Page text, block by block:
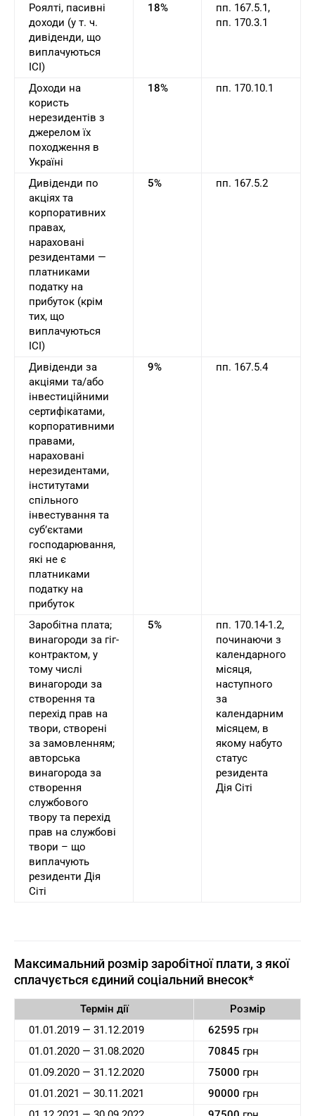
Роялті, пасивні
доходи (у т. ч.
дивіденди, що
виплачуються
ІСІ)
18%
пп. 167.5.1,
пп. 170.3.1
Доходи на
користь
нерезидентів з
джерелом їх
походження в
Україні
18% пп. 170.10.1
Дивіденди по
акціях та
корпоративних
правах,
нараховані
резидентами —
платниками
податку на
прибуток (крім
тих, що
виплачуються
ІСІ)
5% пп. 167.5.2
Дивіденди за
акціями та/або
інвестиційними
сертифікатами,
корпоративними
правами,
нараховані
нерезидентами,
інститутами
спільного
інвестування та
суб’єктами
господарювання,
які не є
платниками
податку на
прибуток
9% пп. 167.5.4
Заробітна плата;
винагороди за гіг-
контрактом, у
тому числі
винагороди за
створення та
перехід прав на
твори, створені
за замовленням;
авторська
винагорода за
створення
службового
твору та перехід
прав на службові
твори – що
виплачують
резиденти Дія
Сіті
5%
пп. 170.14-1.2,
починаючи з
календарного
місяця,
наступного
за
календарним
місяцем, в
якому набуто
статус
резидента
Дія Сіті
Максимальний розмір заробітної плати, з якої
сплачується єдиний соціальний внесок*
Термін дії
Розмір
01.01.2019 — 31.12.2019
62595 грн
01.01.2020 — 31.08.2020
70845 грн
01.09.2020 — 31.12.2020
75000 грн
01.01.2021 — 30.11.2021
90000 грн